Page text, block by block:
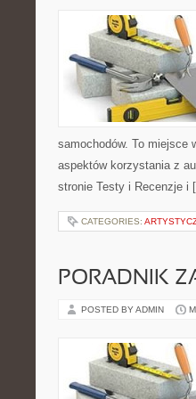
samochodów. To miejsce
aspektów korzystania z
stronie Testy i Recenzje i
CATEGORIES:
PORADNIK
POSTED BY ADMIN